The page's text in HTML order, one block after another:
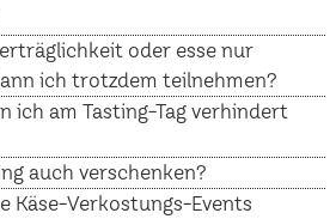
oder esse nur
ich trotzdem teilnehmen?
ich am Tasting-Tag verhindert
auch verschenken?
Käse-Verkostungs-Events